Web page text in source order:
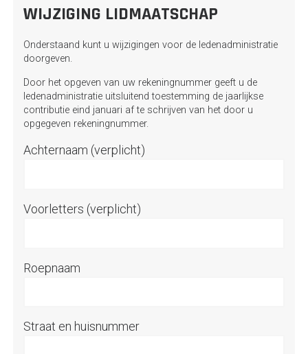
WIJZIGING LIDMAATSCHAP
Onderstaand kunt u wijzigingen voor de ledenadministratie
doorgeven.
Door het opgeven van uw rekeningnummer geeft u de
ledenadministratie uitsluitend toestemming de jaarlijkse
contributie eind januari af te schrijven van het door u
opgegeven rekeningnummer.
Achternaam (verplicht)
Voorletters (verplicht)
Roepnaam
Straat en huisnummer